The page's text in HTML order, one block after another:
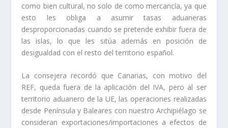
como bien cultural, no solo de como mercancía, ya que
esto les obliga a asumir tasas aduaneras
desproporcionadas cuando se pretende exhibir fuera de
las islas, lo que les sitúa además en posición de
desigualdad con el resto del territorio español.
La consejera recordó que Canarias, con motivo del
REF, queda fuera de la aplicación del IVA, pero al ser
territorio aduanero de la UE, las operaciones realizadas
desde Península y Baleares con nuestro Archipiélago se
consideran exportaciones/importaciones a efectos de